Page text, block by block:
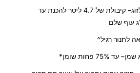
– קיבולת של 4.7 ליטר להכנת עד
לתנור רגיל^
שמן– עד 75% פחות שומן*